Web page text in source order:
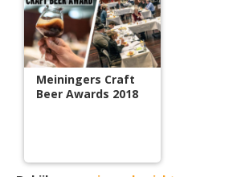
Meiningers Craft
Beer Awards 2018